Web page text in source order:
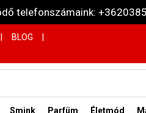
telefonszámaink:
BLOG
Smink Parfüm Életmód